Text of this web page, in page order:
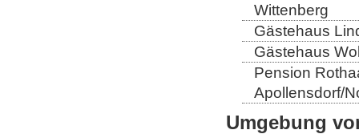
Wittenberg
Gästehaus
Gästehaus
Pension
Apollensdorf/
Umgebung